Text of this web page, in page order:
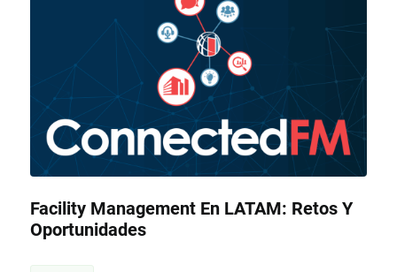
Facility Management En LATAM: Retos Y
Oportunidades